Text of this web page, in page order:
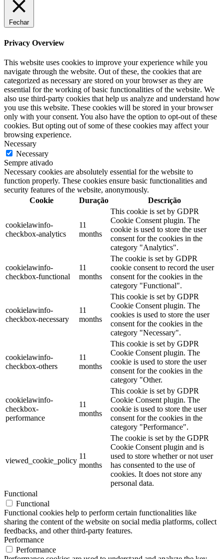
Fechar
Privacy Overview
This website uses cookies to improve your experience while you
navigate through the website. Out of these, the cookies that are
categorized as necessary are stored on your browser as they are
essential for the working of basic functionalities of the website. We
also use third-party cookies that help us analyze and understand how
you use this website. These cookies will be stored in your browser
only with your consent. You also have the option to opt-out of these
cookies. But opting out of some of these cookies may affect your
browsing experience.
Necessary
Necessary
Sempre ativado
Necessary cookies are absolutely essential for the website to
function properly. These cookies ensure basic functionalities and
security features of the website, anonymously.
Cookie
Duração Descrição
cookielawinfo-
checkbox-analytics
11
months
This cookie is set by GDPR
Cookie Consent plugin. The
cookie is used to store the user
consent for the cookies in the
category "Analytics".
cookielawinfo-
checkbox-functional
11
months
The cookie is set by GDPR
cookie consent to record the user
consent for the cookies in the
category "Functional".
cookielawinfo-
checkbox-necessary
11
months
This cookie is set by GDPR
Cookie Consent plugin. The
cookies is used to store the user
consent for the cookies in the
category "Necessary".
cookielawinfo-
checkbox-others
11
months
This cookie is set by GDPR
Cookie Consent plugin. The
cookie is used to store the user
consent for the cookies in the
category "Other.
cookielawinfo-
checkbox-
performance
11
months
This cookie is set by GDPR
Cookie Consent plugin. The
cookie is used to store the user
consent for the cookies in the
category "Performance".
viewed_cookie_policy
11
months
The cookie is set by the GDPR
Cookie Consent plugin and is
used to store whether or not user
has consented to the use of
cookies. It does not store any
personal data.
Functional
Functional
Functional cookies help to perform certain functionalities like
sharing the content of the website on social media platforms, collect
feedbacks, and other third-party features.
Performance
Performance